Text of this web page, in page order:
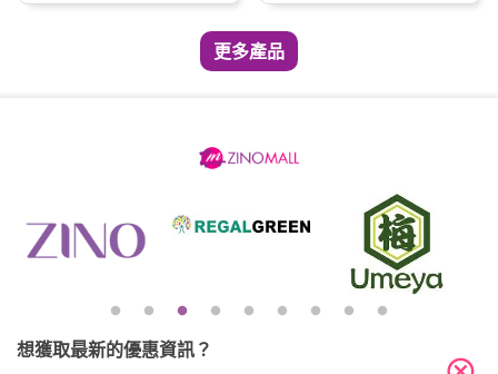
更多產品
想獲取最新的優惠資訊？